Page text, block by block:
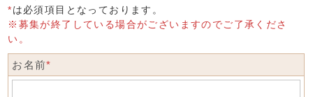
*は必須項目となっております。
※募集が終了している場合がございますのでご了承くださ
い。
お名前*